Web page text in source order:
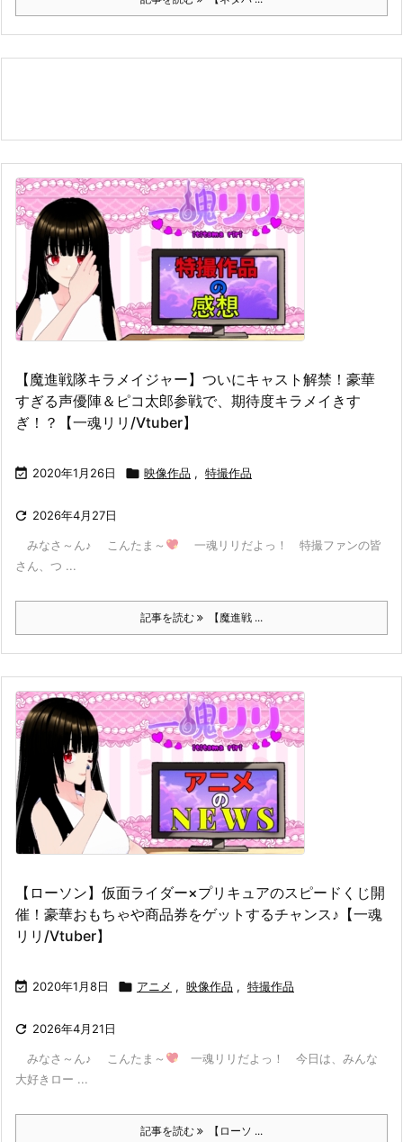
【魔進戦隊キラメイジャー】ついにキャスト解禁！豪華
すぎる声優陣＆ピコ太郎参戦で、期待度キラメイきす
ぎ！？【一魂リリ/Vtuber】
 2020年1月26日  映像作品 , 特撮作品
 2026年4月27日
みなさ～ん♪ こんたま～
一魂リリだよっ！ 特撮ファンの皆
さん、つ ...
記事を読む 【魔進戦 ...
【ローソン】仮面ライダー×プリキュアのスピードくじ開
催！豪華おもちゃや商品券をゲットするチャンス♪【一魂
リリ/Vtuber】
 2020年1月8日  アニメ , 映像作品 , 特撮作品
 2026年4月21日
みなさ～ん♪ こんたま～
一魂リリだよっ！ 今日は、みんな
大好きロー ...
記事を読む 【ローソ ...